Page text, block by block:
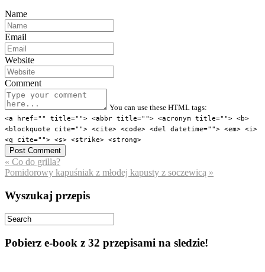
Name
Email
Website
Comment
You can use these HTML tags:
<a href="" title=""> <abbr title=""> <acronym title=""> <b>
<blockquote cite=""> <cite> <code> <del datetime=""> <em> <i>
<q cite=""> <s> <strike> <strong>
« Co do grilla?
Pomidorowy kapuśniak z młodej kapusty z soczewicą »
Wyszukaj przepis
Pobierz e-book z 32 przepisami na sledzie!